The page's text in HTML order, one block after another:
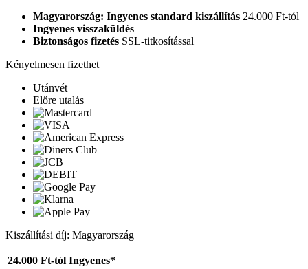
Magyarország: Ingyenes standard kiszállítás 24.000 Ft-tól
Ingyenes visszaküldés
Biztonságos fizetés SSL-titkosítással
Kényelmesen fizethet
Utánvét
Előre utalás
Kiszállítási díj: Magyarország
24.000 Ft-tól Ingyenes*